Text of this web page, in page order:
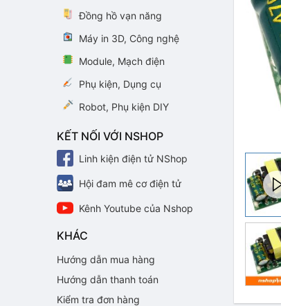
Đồng hồ vạn năng
Máy in 3D, Công nghệ
Module, Mạch điện
Phụ kiện, Dụng cụ
Robot, Phụ kiện DIY
KẾT NỐI VỚI NSHOP
Linh kiện điện tử NShop
Hội đam mê cơ điện tử
Kênh Youtube của Nshop
KHÁC
Hướng dẫn mua hàng
Hướng dẫn thanh toán
Kiểm tra đơn hàng